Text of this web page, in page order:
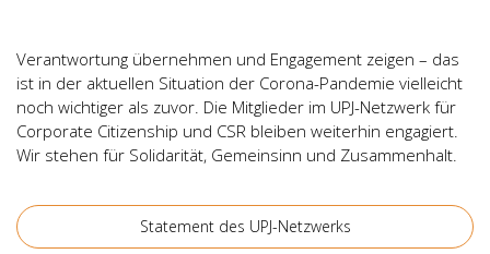
Ver­ant­wor­tung über­neh­men und Enga­ge­ment zei­gen – das
ist in der aktu­el­len Situa­ti­on der Coro­na-Pan­de­mie viel­leicht
noch wich­ti­ger als zuvor. Die Mit­glie­der im UPJ-Netz­werk für
Cor­po­ra­te Citi­zenship und CSR blei­ben wei­ter­hin enga­giert.
Wir ste­hen für Soli­da­ri­tät, Gemein­sinn und Zusam­men­halt.
State­ment des UPJ-Netz­werks